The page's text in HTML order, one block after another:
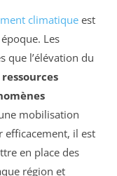
climatique est
Les
que l’élévation du
mobilisation
efficacement, il est
en place des
région et